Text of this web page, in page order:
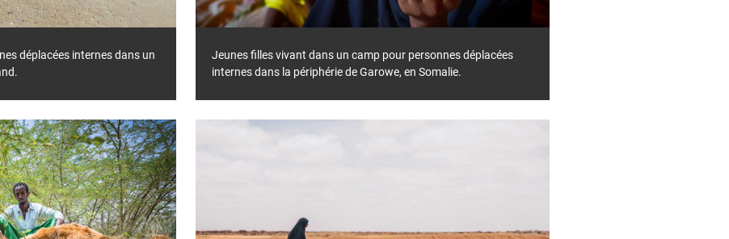
déplacées internes dans un
Jeunes filles vivant dans un camp pour personnes déplacées
internes dans la périphérie de Garowe, en Somalie.